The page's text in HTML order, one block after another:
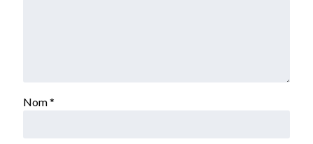
Nom*